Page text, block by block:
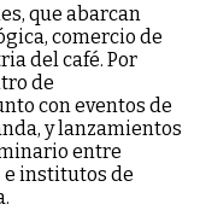
que abarcan
comercio de
del café. Por
de
con eventos de
y lanzamientos
entre
institutos de